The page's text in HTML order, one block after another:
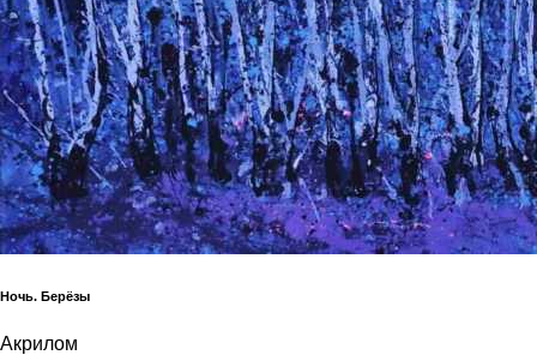
Ночь. Берёзы
Акрилом